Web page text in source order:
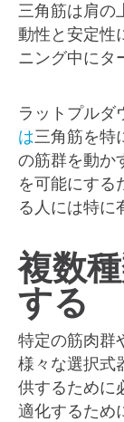
三角筋は肩の
動性と安定性
ニング中にタ
ラットプルダ
は三角筋を特
の筋群を動か
を可能にする
る人には特に
複数
する
特定の筋肉群
様々な選択式
供するために
適化するため